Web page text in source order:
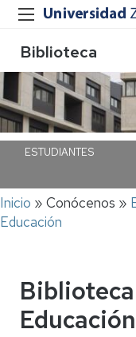
Biblioteca
ESTUDIANTES
Ruta
de
Inicio Conócenos
Educación
Educación